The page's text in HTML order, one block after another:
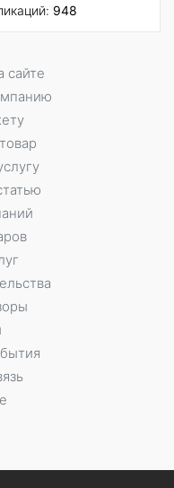
948
сайте